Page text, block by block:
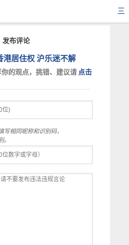
三
发布评论
港居住权 沪乐迷不解
的观点，挑错、建议请 点击
写相同昵称和识别码，